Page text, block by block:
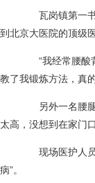
瓦岗镇第一书
到北京大医院的顶级
“我经常腰酸背
教了我锻炼方法，真
另外一名腰腿
太高，没想到在家门
现场医护人员
病”。